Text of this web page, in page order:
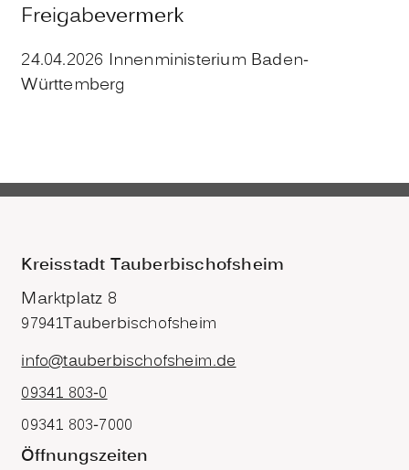
Freigabevermerk
24.04.2026 Innenministerium Baden-
Württemberg
Kreisstadt Tauberbischofsheim
Marktplatz 8
97941Tauberbischofsheim
info@tauberbischofsheim.de
09341 803-0
09341 803-7000
Öffnungszeiten